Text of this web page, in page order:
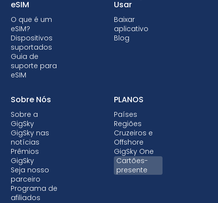
dispositivo, impedindo-o de usar eSIMs.
Embora o bloqueio não seja permitido na
maioria dos países, quando é feito, quase
sempre vem com planos pós-pagos em que
o dispositivo está sendo financiado.
eSIM
O que é um
eSIM?
Dispositivos
suportados
Guia de
suporte para
eSIM
Usar
Baixar
aplicativo
Blog
Sobre Nós
Sobre a
GigSky
GigSky nas
notícias
Prêmios
GigSky
Seja nosso
parceiro
Programa de
afiliados
PLANOS
Países
Regiões
Cruzeiros e
Offshore
GigSky One
Cartões-
presente